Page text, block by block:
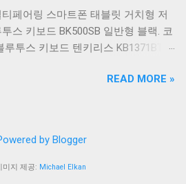
어려우시죠? 특히 기계식키보드 같은
를 때는 더 고민이 많을 수 밖에 없습
한 상품들을 상세스펙 과 가격 을 꼼
G4911 리필 잉크 1개 GI990
세트. 캐논 빌트인 정품무한 복합기
잉크 포함충전잉크4색 추가증정. 캐
트 G3910 G3900 G2900 G4900
캐논2910프린터 구매를 고려하실
빠른배송 혜택을 놓치지 않도록 먼저
페어링 스마트폰 태블릿 거치형 저
스 키보드 BK500SB 일반형 블랙. 코
루투스 키보드 텐키리스 KB1371BT
지텍 무선키보드 텐키리스 스모키 블
투스 키보드 OABTKBDA 퓨어 화이트.
직 블루투스 키보드 KB1352BT 실버
. 로지텍 무선키보드 텐키리스 더스티
READ MORE »
by Blogger
미지 제공: Michael Elkan